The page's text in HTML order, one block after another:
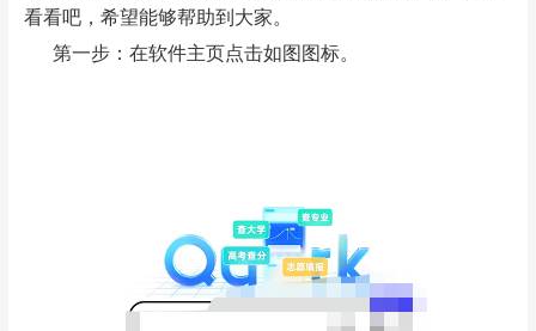
看看吧，希望能够帮助到大家。
第一步：在软件主页点击如图图标。